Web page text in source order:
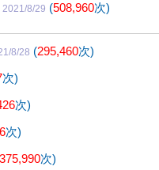
2021/8/29 (508,960次)
8/28 (295,460次)
次)
次)
次)
375,990次)